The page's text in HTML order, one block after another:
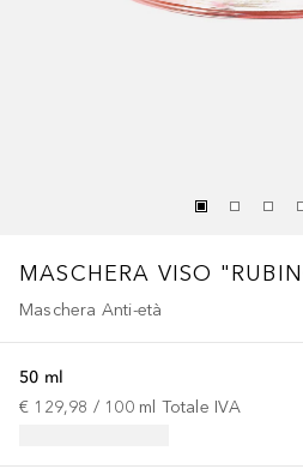
MASCHERA VISO
Maschera Anti-età
50 ml
€ 129,98 / 100 ml Totale IVA